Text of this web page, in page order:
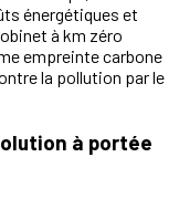
énergétiques et
à km zéro
empreinte carbone
la pollution par le
à portée